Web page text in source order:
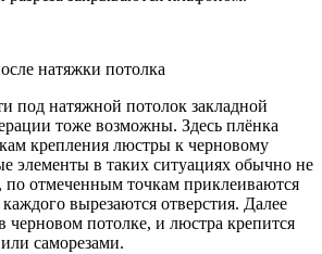
натяжки потолка
под натяжной потолок закладной
тоже возможны. Здесь плёнка
крепления люстры к черновому
элементы в таких ситуациях обычно не
по отмеченным точкам приклеиваются
вырезаются отверстия. Далее
черновом потолке, и люстра крепится
саморезами.